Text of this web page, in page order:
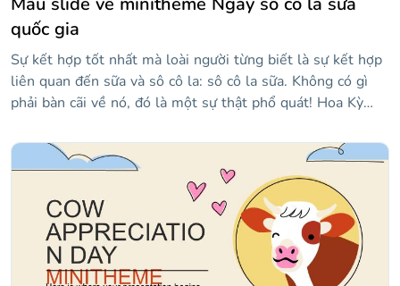
quốc gia
Sự kết hợp tốt nhất mà loài người từng biết là sự kết hợp
liên quan đến sữa và sô cô la: sô cô la sữa. Không có gì
phải bàn cãi về nó, đó là một sự thật phổ quát! Hoa Kỳ
quốc gia vào ngày 28 tháng XNUMX hàng năm. Các nhà
thiết kế của chúng tôi đã rất vui khi tạo ra mẫu này, có
màu sắc chính là... hồng! Nó có được mong đợi không?
Chúng tôi đã chọn một cấu trúc minitheme, vì vậy có
khoảng 20 slide. Đủ để bạn chia sẻ tất cả các công thức
nấu ăn ngon nhất với sô cô la sữa mà loài người từng biết?
Hãy cùng tìm hiểu!